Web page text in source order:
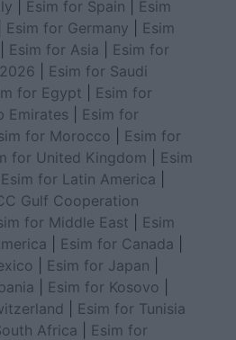
Esim for Spain
Esim
Esim for Germany
Esim
Esim for Asia
Esim for
Esim for Saudi
for Egypt
Esim for
Emirates
Esim for
for Morocco
Esim for
for United Kingdom
Esim
Esim for Latin America
Gulf Cooperation
for Middle East
Esim
Esim for Canada
Esim for Japan
Esim for Kosovo
Esim for Tunisia
Africa
Esim for